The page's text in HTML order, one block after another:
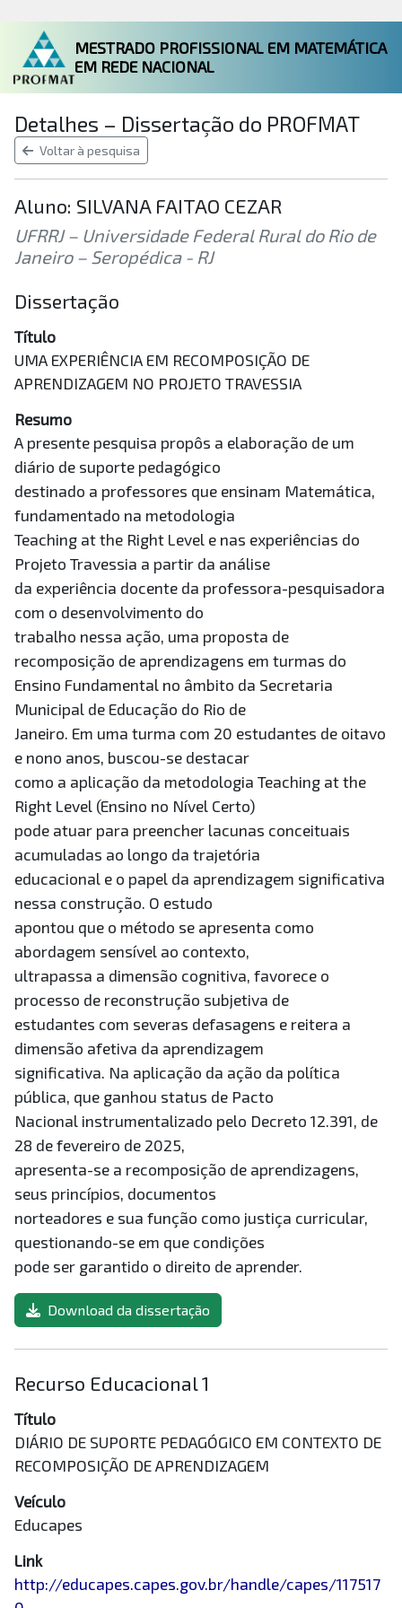
MESTRADO PROFISSIONAL EM MATEMÁTICA
EM REDE NACIONAL
Detalhes – Dissertação do PROFMAT
Voltar à pesquisa
Aluno: SILVANA FAITAO CEZAR
UFRRJ – Universidade Federal Rural do Rio de
Janeiro – Seropédica - RJ
Dissertação
Título
UMA EXPERIÊNCIA EM RECOMPOSIÇÃO DE
APRENDIZAGEM NO PROJETO TRAVESSIA
Resumo
A presente pesquisa propôs a elaboração de um
diário de suporte pedagógico
destinado a professores que ensinam Matemática,
fundamentado na metodologia
Teaching at the Right Level e nas experiências do
Projeto Travessia a partir da análise
da experiência docente da professora-pesquisadora
com o desenvolvimento do
trabalho nessa ação, uma proposta de
recomposição de aprendizagens em turmas do
Ensino Fundamental no âmbito da Secretaria
Municipal de Educação do Rio de
Janeiro. Em uma turma com 20 estudantes de oitavo
e nono anos, buscou-se destacar
como a aplicação da metodologia Teaching at the
Right Level (Ensino no Nível Certo)
pode atuar para preencher lacunas conceituais
acumuladas ao longo da trajetória
educacional e o papel da aprendizagem significativa
nessa construção. O estudo
apontou que o método se apresenta como
abordagem sensível ao contexto,
ultrapassa a dimensão cognitiva, favorece o
processo de reconstrução subjetiva de
estudantes com severas defasagens e reitera a
dimensão afetiva da aprendizagem
significativa. Na aplicação da ação da política
pública, que ganhou status de Pacto
Nacional instrumentalizado pelo Decreto 12.391, de
28 de fevereiro de 2025,
apresenta-se a recomposição de aprendizagens,
seus princípios, documentos
norteadores e sua função como justiça curricular,
questionando-se em que condições
pode ser garantido o direito de aprender.
Download da dissertação
Recurso Educacional 1
Título
DIÁRIO DE SUPORTE PEDAGÓGICO EM CONTEXTO DE
RECOMPOSIÇÃO DE APRENDIZAGEM
Veículo
Educapes
Link
http://educapes.capes.gov.br/handle/capes/117517